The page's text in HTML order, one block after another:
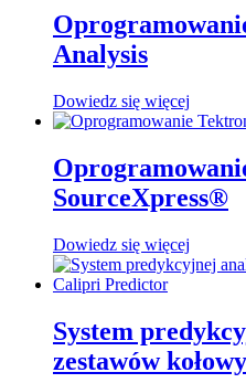
Analysis
Dowiedz się więcej
SourceXpress®
Dowiedz się więcej
System
zestawów